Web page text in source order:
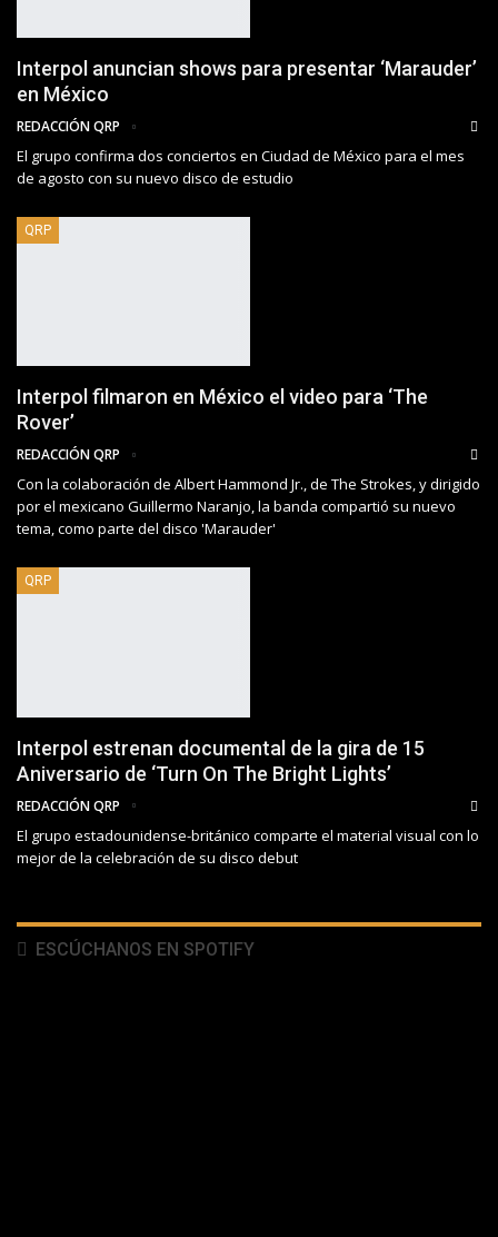
Interpol anuncian shows para presentar ‘Marauder’
en México
REDACCIÓN QRP
El grupo confirma dos conciertos en Ciudad de México para el mes
de agosto con su nuevo disco de estudio
QRP
Interpol filmaron en México el video para ‘The
Rover’
REDACCIÓN QRP
Con la colaboración de Albert Hammond Jr., de The Strokes, y dirigido
por el mexicano Guillermo Naranjo, la banda compartió su nuevo
tema, como parte del disco 'Marauder'
QRP
Interpol estrenan documental de la gira de 15
Aniversario de ‘Turn On The Bright Lights’
REDACCIÓN QRP
El grupo estadounidense-británico comparte el material visual con lo
mejor de la celebración de su disco debut
ESCÚCHANOS EN SPOTIFY